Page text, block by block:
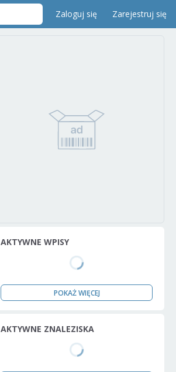
Zaloguj się Zarejestruj się
AKTYWNE WPISY
POKAŻ WIĘCEJ
AKTYWNE ZNALEZISKA